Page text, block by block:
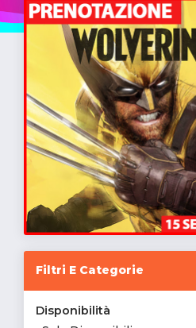
Filtri E Categorie
Disponibilità